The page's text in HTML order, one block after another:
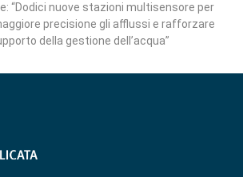
“Dodici nuove stazioni multisensore per
precisione gli afflussi e rafforzare
della gestione dell’acqua”